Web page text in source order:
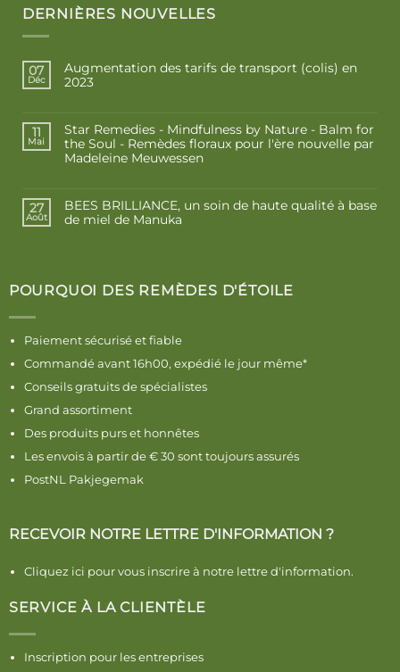
DERNIÈRES NOUVELLES
07
Déc
Augmentation des tarifs de transport (colis) en
2023
11
Mai
Star Remedies - Mindfulness by Nature - Balm for
the Soul - Remèdes floraux pour l'ère nouvelle par
Madeleine Meuwessen
27
Août
BEES BRILLIANCE, un soin de haute qualité à base
de miel de Manuka
POURQUOI DES REMÈDES D'ÉTOILE
Paiement sécurisé et fiable
Commandé avant 16h00, expédié le jour même*
Conseils gratuits de spécialistes
Grand assortiment
Des produits purs et honnêtes
Les envois à partir de € 30 sont toujours assurés
PostNL Pakjegemak
RECEVOIR NOTRE LETTRE D'INFORMATION ?
Cliquez ici pour vous inscrire à notre lettre d'information.
SERVICE À LA CLIENTÈLE
Inscription pour les entreprises